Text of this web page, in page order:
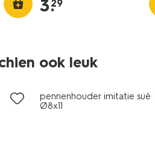
3.
29
ook leuk
laag geprijsd
pennenhouder imitatie
Ø8x11